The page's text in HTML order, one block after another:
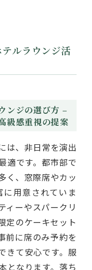
ルラウンジ活
ンジの選び方 –
級感重視の提案
は、非日常を演出
適です。都市部で
く、窓際席やカッ
用意されていま
ィーやスパークリ
定のケーキセット
前に席のみ予約を
きて安心です。服
となります。落ち